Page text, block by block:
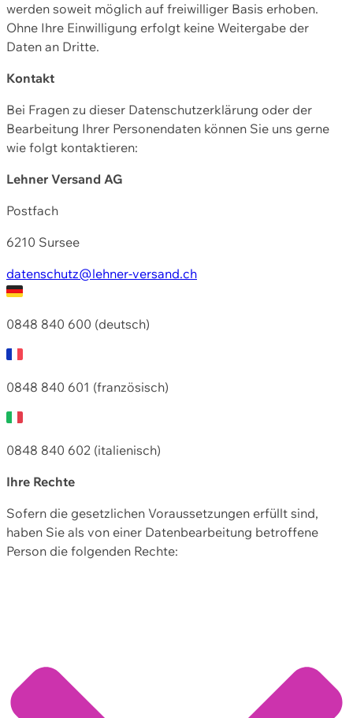
werden soweit möglich auf freiwilliger Basis erhoben.
Ohne Ihre Einwilligung erfolgt keine Weitergabe der
Daten an Dritte.
Kontakt
Bei Fragen zu dieser Datenschutzerklärung oder der
Bearbeitung Ihrer Personendaten können Sie uns gerne
wie folgt kontaktieren:
Lehner Versand AG
Postfach
6210 Sursee
datenschutz@lehner-versand.ch
0848 840 600 (deutsch)
0848 840 601 (französisch)
0848 840 602 (italienisch)
Ihre Rechte
Sofern die gesetzlichen Voraussetzungen erfüllt sind,
haben Sie als von einer Datenbearbeitung betroffene
Person die folgenden Rechte: